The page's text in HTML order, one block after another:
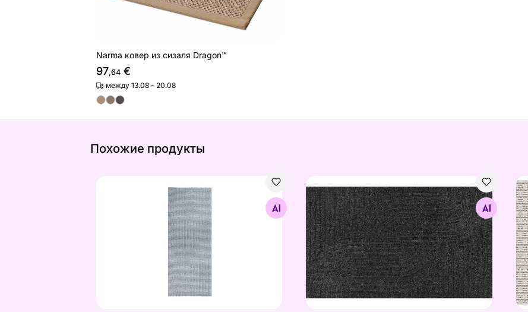
Narma ковер из сизаля Dragon™
97,64 €
между 13.08 - 20.08
Похожие продукты
Ковер Urbis V3 60x90 см
Найдите похожие
Дверной коврик Dune Loop dark grey 45x75
Найдите похожие